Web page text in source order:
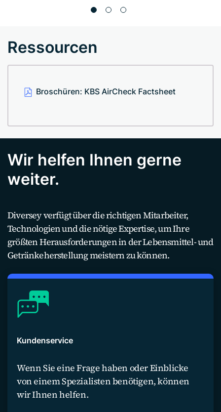
Ressourcen
Broschüren: KBS AirCheck Factsheet
Wir helfen Ihnen gerne
weiter.
Diversey verfügt über die richtigen Mitarbeiter,
Technologien und die nötige Expertise, um Ihre
größten Herausforderungen in der Lebensmittel- und
Getränkeherstellung meistern zu können.
Kundenservice
Wenn Sie eine Frage haben oder Einblicke
von einem Spezialisten benötigen, können
wir Ihnen helfen.